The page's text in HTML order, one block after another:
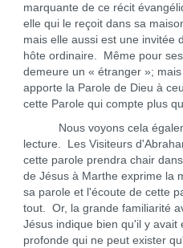
marquante de ce récit
elle qui le reçoit dans sa
mais elle aussi est une invitée
hôte ordinaire. Même pour
demeure un « étranger »;
apporte la Parole de Dieu à
cette Parole qui compte plus
Nous voyons cela
lecture. Les Visiteurs
cette parole prendra chair
de Jésus à Marthe exprime la
sa parole et l'écoute de cette
tout. Or, la grande familiarité
Jésus indique bien qu'il y avait
profonde qui ne peut exister